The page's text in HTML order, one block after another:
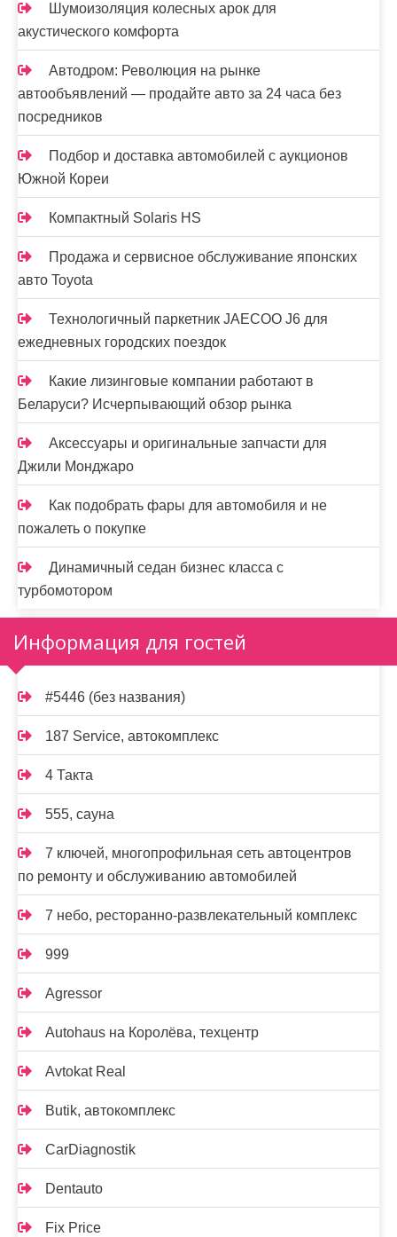
Шумоизоляция колесных арок для
акустического комфорта
Автодром: Революция на рынке
автообъявлений — продайте авто за 24 часа без
посредников
Подбор и доставка автомобилей с аукционов
Южной Кореи
Компактный Solaris HS
Продажа и сервисное обслуживание японских
авто Toyota
Технологичный паркетник JAECOO J6 для
ежедневных городских поездок
Какие лизинговые компании работают в
Беларуси? Исчерпывающий обзор рынка
Аксессуары и оригинальные запчасти для
Джили Монджаро
Как подобрать фары для автомобиля и не
пожалеть о покупке
Динамичный седан бизнес класса с
турбомотором
Информация для гостей
#5446 (без названия)
187 Service, автокомплекс
4 Такта
555, сауна
7 ключей, многопрофильная сеть автоцентров
по ремонту и обслуживанию автомобилей
7 небо, ресторанно-развлекательный комплекс
999
Agressor
Autohaus на Королёва, техцентр
Avtokat Real
Butik, автокомплекс
CarDiagnostik
Dentauto
Fix Price